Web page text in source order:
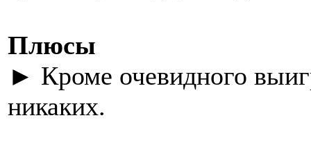
Плюсы
► Кроме очевидного
никаких.